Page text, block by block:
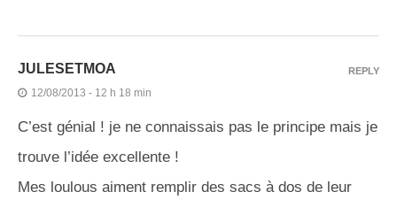
JULESETMOA
12/08/2013 - 12 h 18 min
C’est génial ! je ne connaissais pas le principe mais je
trouve l’idée excellente !
Mes loulous aiment remplir des sacs à dos de leur
REPLY